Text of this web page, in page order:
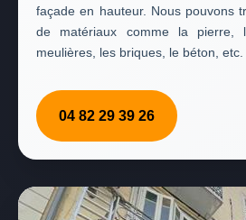
façade en hauteur. Nous pouvons
de matériaux comme la pierre,
meulières, les briques, le béton, etc.
04 82 29 39 26